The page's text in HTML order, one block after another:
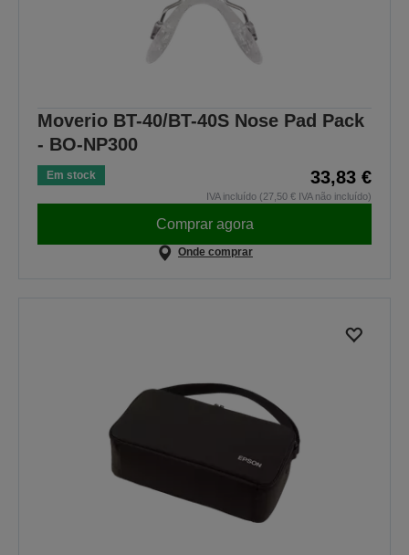
Moverio BT-40/BT-40S Nose Pad Pack
- BO-NP300
Em stock 33,83 €
IVA incluído (27,50 € IVA não incluído)
Comprar agora
Onde comprar